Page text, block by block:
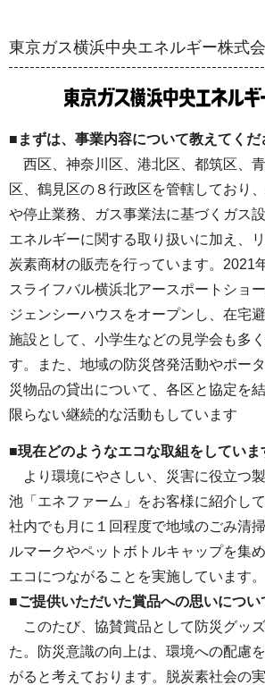
東京ガス横浜中央エネルギー株式
■まずは、事業内容について教えてくだ
西区、神奈川区、港北区、都筑区、
区、鶴見区の８行政区を管轄しており
や停止業務、ガス事業法に基づくガス
エネルギーに関する取り扱いに加え、
炭素商材の販売を行っています。2021
スライフバル横浜北アースポートショ
ジェンシーハウスをオープンし、在宅
施設として、小学生などの見学会も多
す。また、地域の防災啓発活動やポー
災物品の貸出について、各区と協定を
限らない継続的な活動もしています
■現在どのようなエコな取組をしていま
より環境にやさしい、災害に役立つ
池「エネファーム」をお客様に紹介し
社内でも月に１回程度で地域のごみ清
ルマークやペットボトルキャップを集
エコにつながることを実施しています。
■ご提供いただいた賞品への思いについ
このたび、協賛賞品として防災グッ
た。防災意識の向上は、環境への配慮
がると考えております。脱炭素社会の